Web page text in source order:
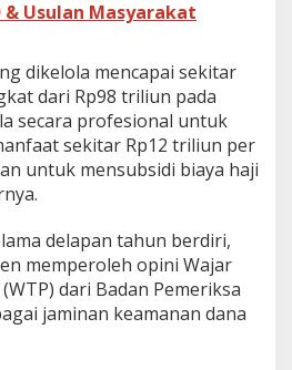
& Usulan Masyarakat
dikelola mencapai sekitar
dari Rp98 triliun pada
secara profesional untuk
sekitar Rp12 triliun per
untuk mensubsidi biaya haji
delapan tahun berdiri,
memperoleh opini Wajar
dari Badan Pemeriksa
jaminan keamanan dana